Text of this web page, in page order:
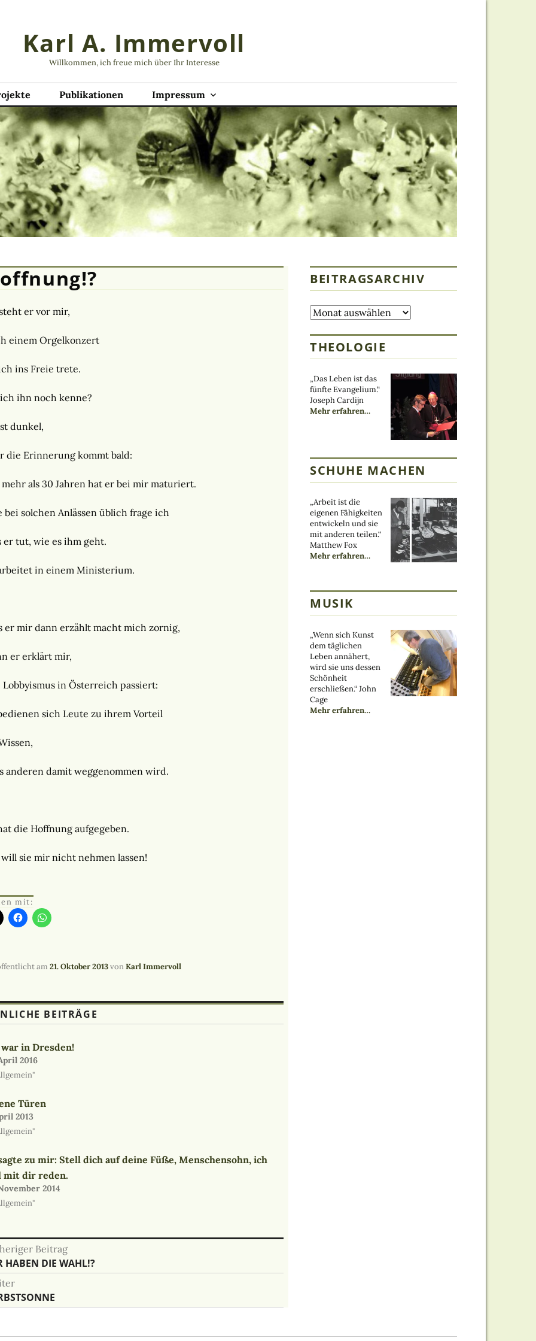
Karl A. Immervoll
Willkommen, ich freue mich über Ihr Interesse
Publikationen Impressum
er vor mir,
einem Orgelkonzert
ins Freie trete.
ihn noch kenne?
dunkel,
die Erinnerung kommt bald:
mehr als 30 Jahren hat er bei mir maturiert.
bei solchen Anlässen üblich frage ich
er tut, wie es ihm geht.
in einem Ministerium.
er mir dann erzählt macht mich zornig,
er erklärt mir,
Lobbyismus in Österreich passiert:
sich Leute zu ihrem Vorteil
anderen damit weggenommen wird.
die Hoffnung aufgegeben.
sie mir nicht nehmen lassen!
mit:
am 21. Oktober 2013vonKarl Immervoll
BEITRÄGE
in Dresden!
2016
Türen
2013
zu mir: Stell dich auf deine Füße, Menschensohn, ich
mit dir reden.
2014
Beitrag
HABEN DIE WAHL!?
BEITRAGSARCHIV
Beitragsarchiv
THEOLOGIE
„Das Leben ist das
fünfte Evangelium.“
Joseph Cardijn
Mehr erfahrenüber
„Theologe“
…
SCHUHE MACHEN
„Arbeit ist die
eigenen Fähigkeiten
entwickeln und sie
mit anderen teilen.“
Matthew Fox
Mehr erfahrenüber
„Schuhmacher“
…
MUSIK
„Wenn sich Kunst
dem täglichen
Leben annähert,
wird sie uns dessen
Schönheit
erschließen.“ John
Cage
Mehr erfahrenüber
…